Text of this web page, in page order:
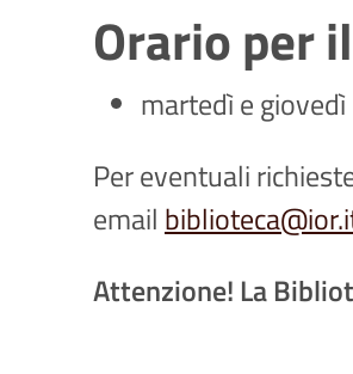
Orario per
martedì e
Per eventuali
email
Attenzione! La